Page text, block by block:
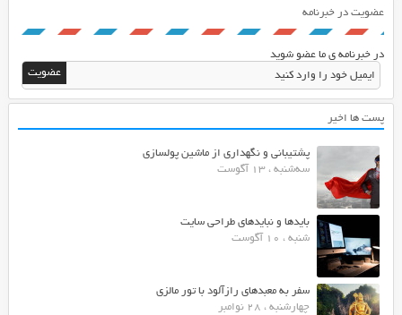
عضویت در خبرنامه
در خبرنامه ی ما عضو شوید
پست ها اخیر
پشتیبانی و نگهداری از ماشین پولسازی
سه‌شنبه ، 13 آگوست
بایدها و نبایدهای طراحی سایت
شنبه ، 10 آگوست
سفر به معبدهای رازآلود با تور مالزی
چهارشنبه ، 28 نوامبر